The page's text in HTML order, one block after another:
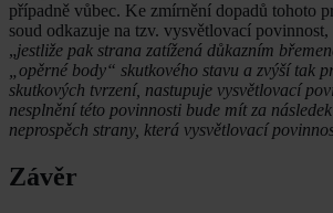
případně vůbec. Ke zmírnění dopadů tohoto
soud odkazuje na tzv. vysvětlovací
„jestliže pak strana zatížená důkazním
„opěrné body“ skutkového stavu a zvýší tak
skutkových tvrzení, nastupuje vysvětlovací
nesplnění této povinnosti bude mít za
neprospěch strany, která vysvětlovací
Závěr